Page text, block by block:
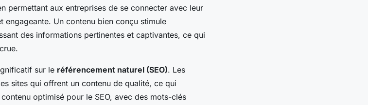
permettant aux entreprises de se connecter avec leur
engageante. Un contenu bien conçu stimule
des informations pertinentes et captivantes, ce qui
sur le référencement naturel (SEO). Les
sites qui offrent un contenu de qualité, ce qui
optimisé pour le SEO, avec des mots-clés